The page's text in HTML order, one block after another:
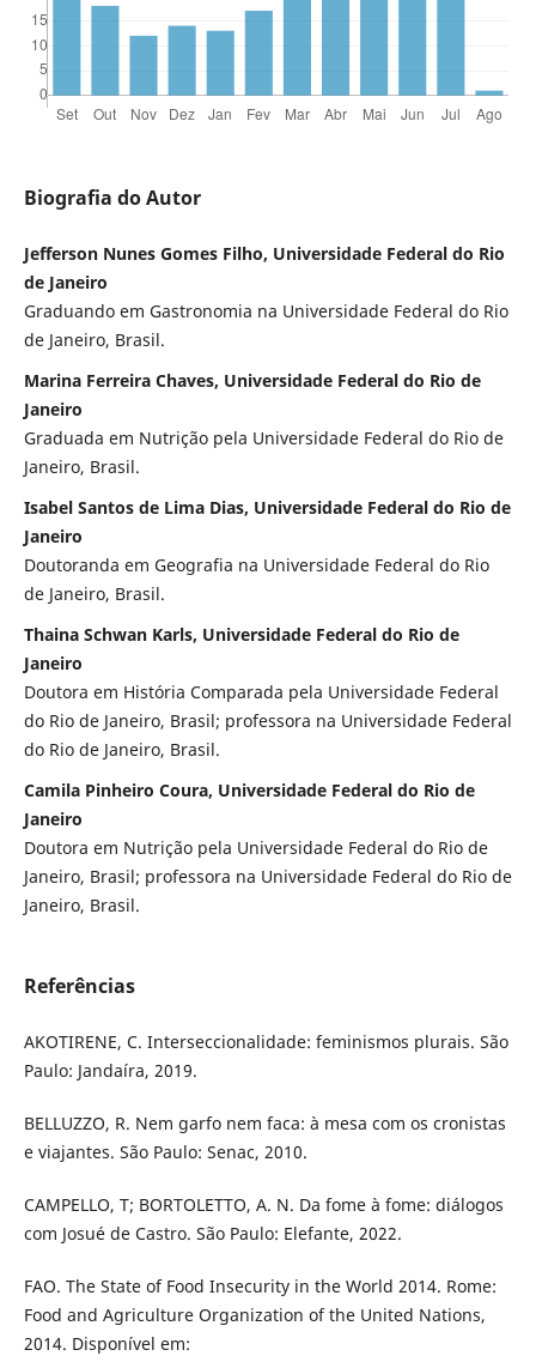
Biografia do Autor
Jefferson Nunes Gomes Filho, Universidade Federal do Rio
de Janeiro
Graduando em Gastronomia na Universidade Federal do Rio
de Janeiro, Brasil.
Marina Ferreira Chaves, Universidade Federal do Rio de
Janeiro
Graduada em Nutrição pela Universidade Federal do Rio de
Janeiro, Brasil.
Isabel Santos de Lima Dias, Universidade Federal do Rio de
Janeiro
Doutoranda em Geografia na Universidade Federal do Rio
de Janeiro, Brasil.
Thaina Schwan Karls, Universidade Federal do Rio de
Janeiro
Doutora em História Comparada pela Universidade Federal
do Rio de Janeiro, Brasil; professora na Universidade Federal
do Rio de Janeiro, Brasil.
Camila Pinheiro Coura, Universidade Federal do Rio de
Janeiro
Doutora em Nutrição pela Universidade Federal do Rio de
Janeiro, Brasil; professora na Universidade Federal do Rio de
Janeiro, Brasil.
Referências
AKOTIRENE, C. Interseccionalidade: feminismos plurais. São
Paulo: Jandaíra, 2019.
BELLUZZO, R. Nem garfo nem faca: à mesa com os cronistas
e viajantes. São Paulo: Senac, 2010.
CAMPELLO, T; BORTOLETTO, A. N. Da fome à fome: diálogos
com Josué de Castro. São Paulo: Elefante, 2022.
FAO. The State of Food Insecurity in the World 2014. Rome:
Food and Agriculture Organization of the United Nations,
2014. Disponível em: